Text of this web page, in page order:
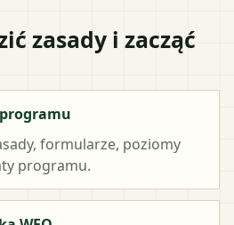
zasady i zacząć
formularze, poziomy
programu.